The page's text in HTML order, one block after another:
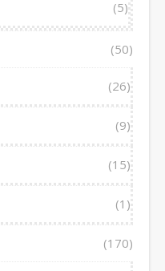
(5)
(50)
(26)
(9)
(15)
(1)
(170)